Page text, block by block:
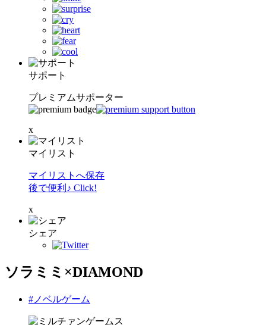
サポート
プレミアムサポーター
x
マイリスト
マイリストへ保存
後で便利♪ Click!
x
シェア
ソラミミ×DIAMOND
#ノベルゲーム